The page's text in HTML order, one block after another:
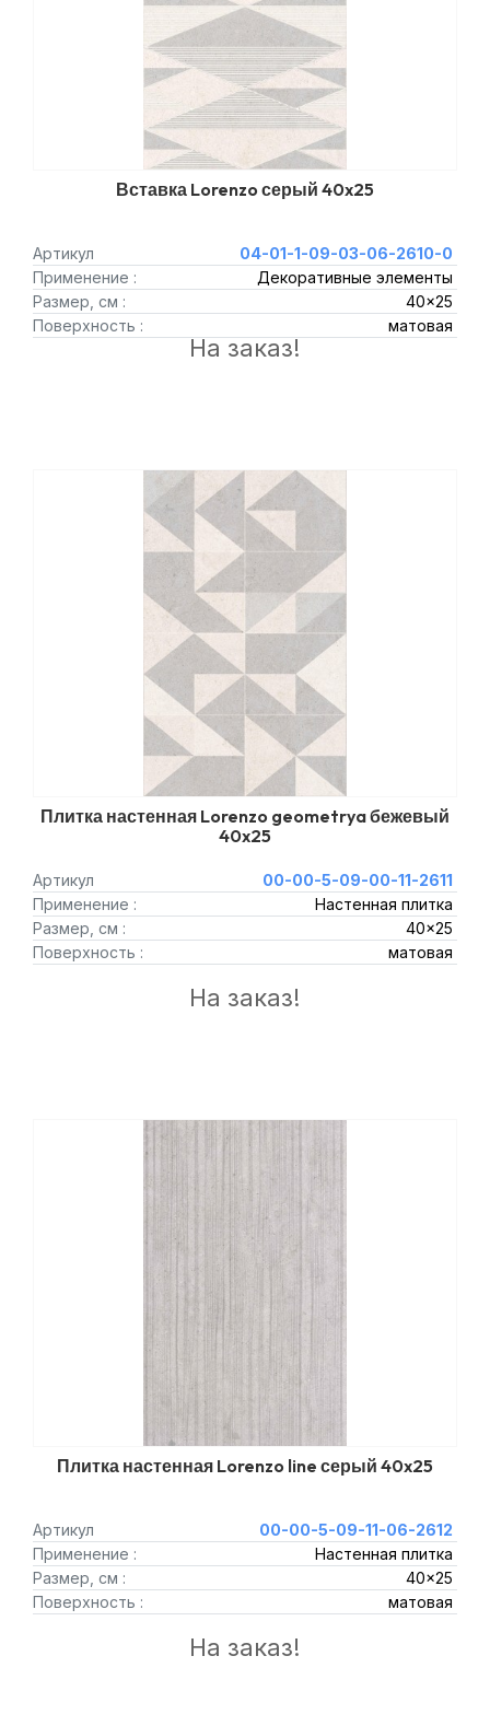
Вставка Lorenzo серый 40x25
Артикул
04-01-1-09-03-06-2610-0
Применение :
Декоративные элементы
Размер, см :
40x25
Поверхность :
матовая
На заказ!
Плитка настенная Lorenzo geometrya бежевый
40x25
Артикул
00-00-5-09-00-11-2611
Применение :
Настенная плитка
Размер, см :
40x25
Поверхность :
матовая
На заказ!
Плитка настенная Lorenzo line серый 40x25
Артикул
00-00-5-09-11-06-2612
Применение :
Настенная плитка
Размер, см :
40x25
Поверхность :
матовая
На заказ!